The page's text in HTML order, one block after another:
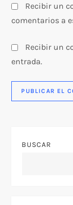
Recibir un
comentarios a
Recibir un
entrada.
BUSCAR